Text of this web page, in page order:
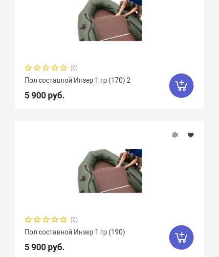
(0)
Пол составной Инзер 1 гр (170) 2
5 900 руб.
(0)
Пол составной Инзер 1 гр (190)
5 900 руб.